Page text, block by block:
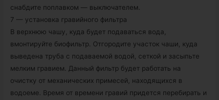
снабдите поплавком — выключателем.
7 — установка гравийного фильтра
В верхнюю чашу, куда будет подаваться вода,
вмонтируйте биофильтр. Отгородите участок чаши, куда
выведена труба с подаваемой водой, сеткой и засыпьте
мелким гравием. Данный фильтр будет работать на
очистку от механических примесей, находящихся в
водоеме. Время от времени гравий придется перебирать и